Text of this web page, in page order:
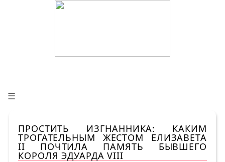
☰
ПРОСТИТЬ ИЗГНАННИКА: КАКИМ
ТРОГАТЕЛЬНЫМ ЖЕСТОМ ЕЛИЗАВЕТА
II ПОЧТИЛА ПАМЯТЬ БЫВШЕГО
КОРОЛЯ ЭДУАРДА VIII